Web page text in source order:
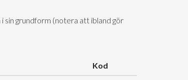
sin grundform (notera att ibland gör
Kod